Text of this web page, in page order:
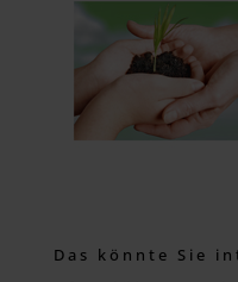
Das könnte Sie